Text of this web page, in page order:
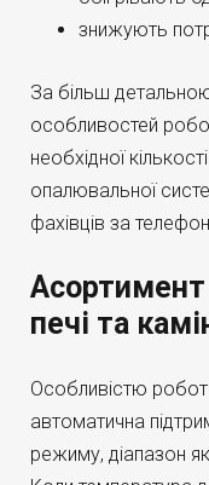
знижують
За більш
особливостей
необхідної
опалювальної
фахівців за
Асортимент
печі та
Особливістю
автоматична
режиму, діапазон